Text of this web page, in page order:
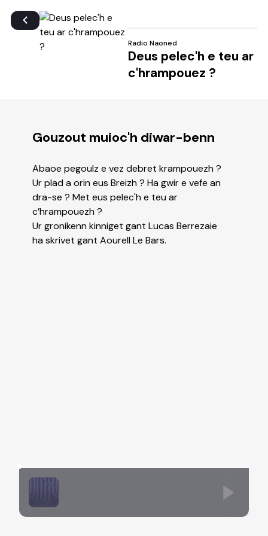
Radio Naoned
Deus pelec'h e teu ar
c'hrampouez ?
Gouzout muioc'h diwar-benn
Abaoe pegoulz e vez debret krampouezh ?
Ur plad a orin eus Breizh ? Ha gwir e vefe an
dra-se ? Met eus pelec'h e teu ar
c’hrampouezh ?
Ur gronikenn kinniget gant Lucas Berrezaie
ha skrivet gant Aourell Le Bars.